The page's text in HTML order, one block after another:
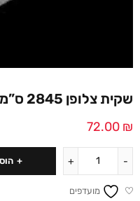
שקית צלופן 2845 ס”מ (250 יח)
72.00 ₪
מועדפים